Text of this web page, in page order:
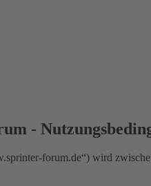
-
forum.de“) wird